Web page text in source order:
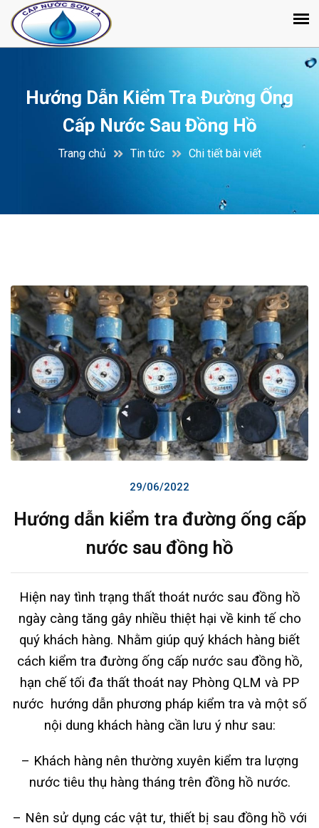
Hướng Dẫn Kiểm Tra Đường Ống
Cấp Nước Sau Đồng Hồ
Trang chủ Tin tức Chi tiết bài viết
29/06/2022
Hướng dẫn kiểm tra đường ống cấp
nước sau đồng hồ
Hiện nay tình trạng thất thoát nước sau đồng hồ
ngày càng tăng gây nhiều thiệt hại về kinh tế cho
quý khách hàng. Nhằm giúp quý khách hàng biết
cách kiểm tra đường ống cấp nước sau đồng hồ,
hạn chế tối đa thất thoát nay Phòng QLM và PP
nước hướng dẫn phương pháp kiểm tra và một số
nội dung khách hàng cần lưu ý như sau:
– Khách hàng nên thường xuyên kiểm tra lượng
nước tiêu thụ hàng tháng trên đồng hồ nước.
– Nên sử dụng các vật tư, thiết bị sau đồng hồ với